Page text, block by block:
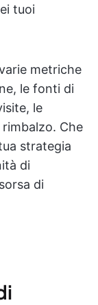
tuoi
metriche
le fonti di
le
Che
strategia
di
di